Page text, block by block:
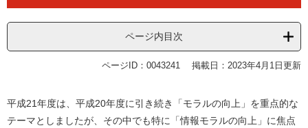
ページ内目次
ページID：0043241 掲載日：2023年4月1日更新
平成21年度は、平成20年度に引き続き「モラルの向上」を重点的な
テーマとしましたが、その中でも特に「情報モラルの向上」に焦点